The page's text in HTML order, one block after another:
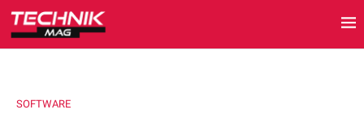
SOFTWARE